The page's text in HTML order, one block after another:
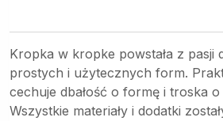
Kropka w kropke powstała z pasji
prostych i użytecznych form.
cechuje dbałość o formę i troska o
Wszystkie materiały i dodatki